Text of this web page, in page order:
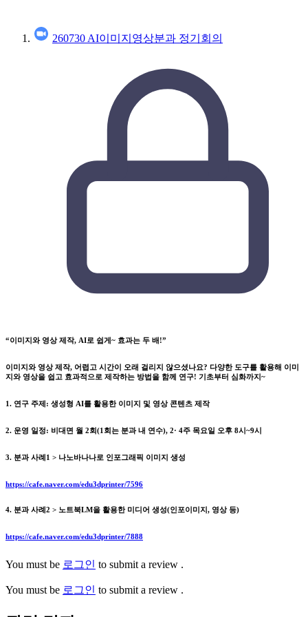
260730 AI이미지영상분과 정기회의
“이미지와 영상 제작, AI로 쉽게~ 효과는 두 배!”
이미지와 영상 제작, 어렵고 시간이 오래 걸리지 않으셨나요? 다양한 도구를 활용해 이미
지와 영상을 쉽고 효과적으로 제작하는 방법을 함께 연구! 기초부터 심화까지~
1. 연구 주제: 생성형 AI를 활용한 이미지 및 영상 콘텐츠 제작
2. 운영 일정: 비대면 월 2회(1회는 분과 내 연수), 2· 4주 목요일 오후 8시~9시
3. 분과 사례1 > 나노바나나로 인포그래픽 이미지 생성
https://cafe.naver.com/edu3dprinter/7596
4. 분과 사례2 > 노트북LM을 활용한 미디어 생성(인포이미지, 영상 등)
https://cafe.naver.com/edu3dprinter/7888
You must be 로그인 to submit a review .
You must be 로그인 to submit a review .